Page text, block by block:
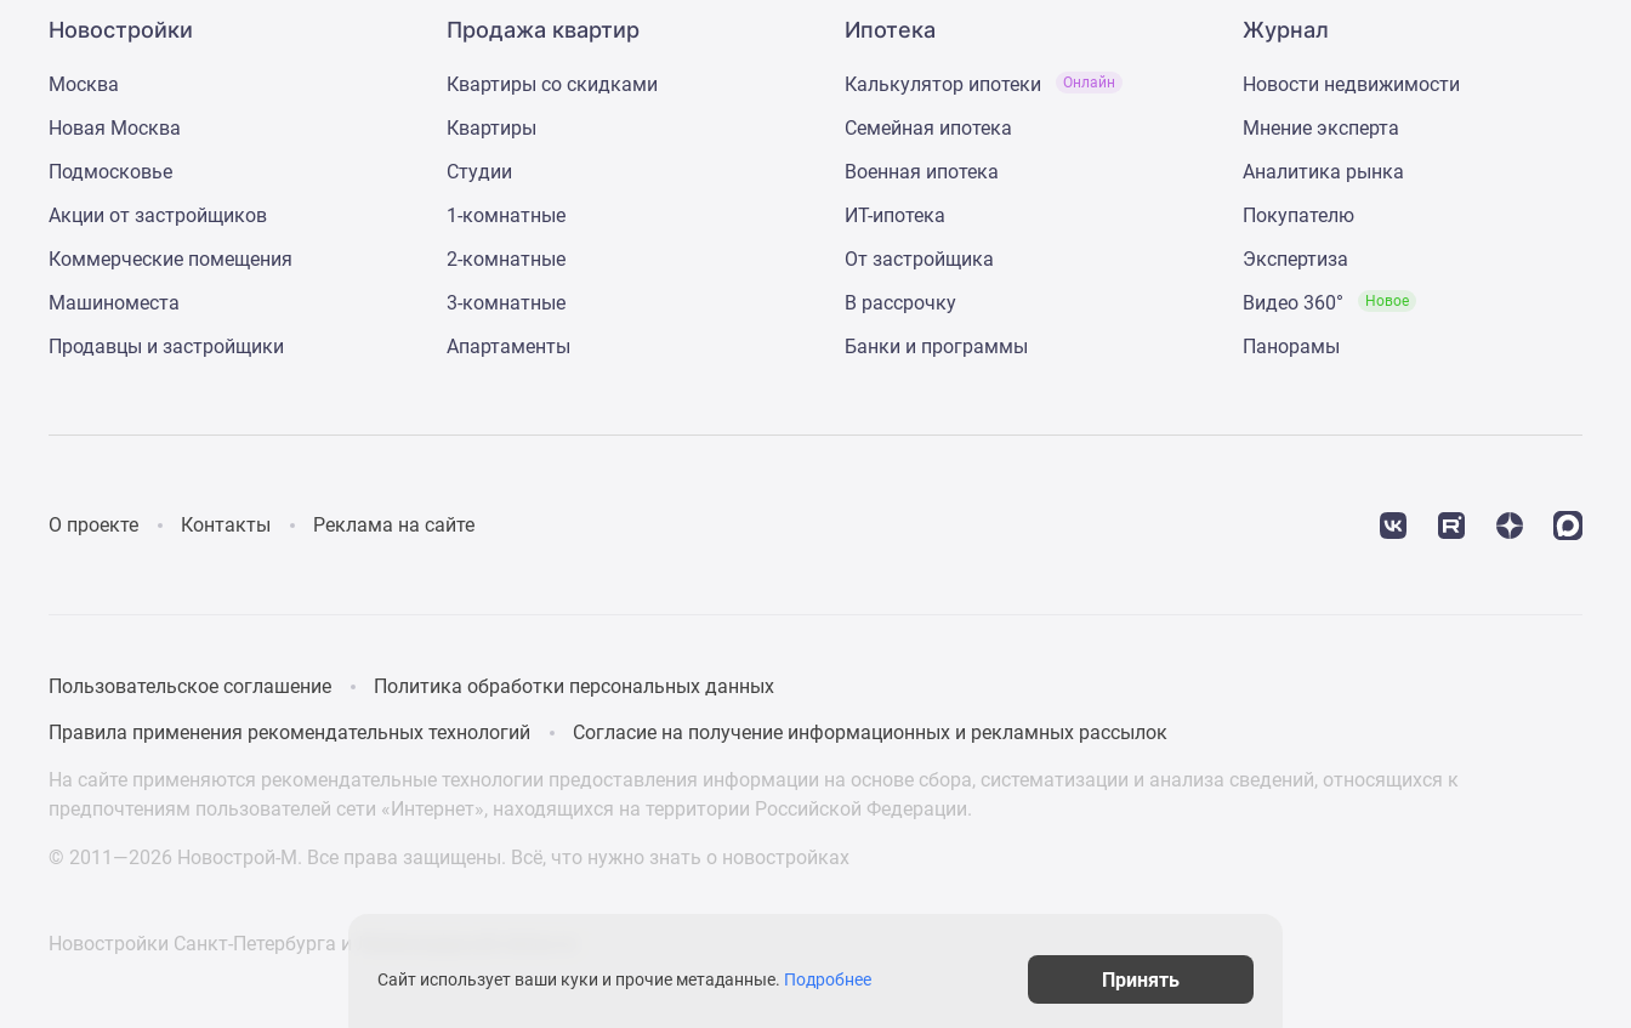
Новостройки
Москва
Новая Москва
Подмосковье
Акции от застройщиков
Коммерческие помещения
Машиноместа
Продавцы и застройщики
Продажа квартир
Квартиры со скидками
Квартиры
Студии
1-комнатные
2-комнатные
3-комнатные
Апартаменты
Ипотека
Калькулятор ипотеки Онлайн
Семейная ипотека
Военная ипотека
ИТ-ипотека
От застройщика
В рассрочку
Банки и программы
Журнал
Новости недвижимости
Мнение эксперта
Аналитика рынка
Покупателю
Экспертиза
Видео 360°
Новое
Панорамы
О проекте Контакты Реклама на сайте
Пользовательское соглашение
Политика обработки персональных данных
Правила применения рекомендательных технологий
Согласие на получение информационных и рекламных рассылок
На сайте применяются рекомендательные технологии предоставления информации на основе сбора, систематизации и анализа сведений, относящихся к
предпочтениям пользователей сети «Интернет», находящихся на территории Российской Федерации.
© 2011—2026 Новострой-М. Все права защищены. Всё, что нужно знать о новостройках
Новостройки Санкт-Петербурга и Ленинградской области
Сайт использует ваши куки и прочие метаданные. Подробнее Принять